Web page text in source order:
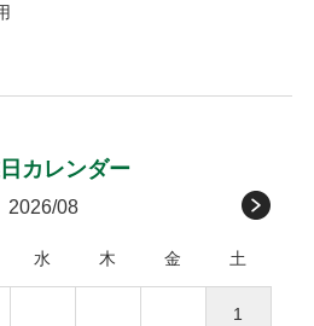
ージカード
内にお支払いをお願いします。お
社負担
郵送されます、発行から14日
知、三重
川、愛媛、高知
賀、長崎、熊本、
450円
ません。
合による返品・交換、および運送
お届けの遅延による返品は承って
だいた場合、下記条件で対応さ
2026/08
水 木 金 土
1